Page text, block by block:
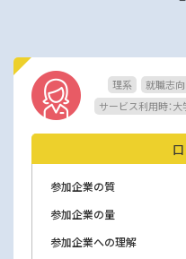
理系 就職志向
サービス利用時：
参加企業の質
参加企業の量
参加企業への理解